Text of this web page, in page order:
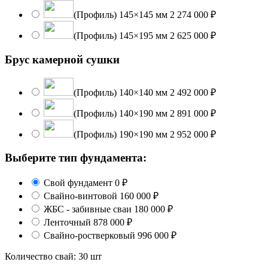
(Профиль) 145×145 мм 2 274 000 ₽
(Профиль) 145×195 мм 2 625 000 ₽
Брус камерной сушки
(Профиль) 140×140 мм 2 492 000 ₽
(Профиль) 140×190 мм 2 891 000 ₽
(Профиль) 190×190 мм 2 952 000 ₽
Выберите тип фундамента:
Свой фундамент 0 ₽
Свайно-винтовой 160 000 ₽
ЖБС - забивные сваи 180 000 ₽
Ленточный 878 000 ₽
Свайно-ростверковый 996 000 ₽
Количество свай: 30 шт